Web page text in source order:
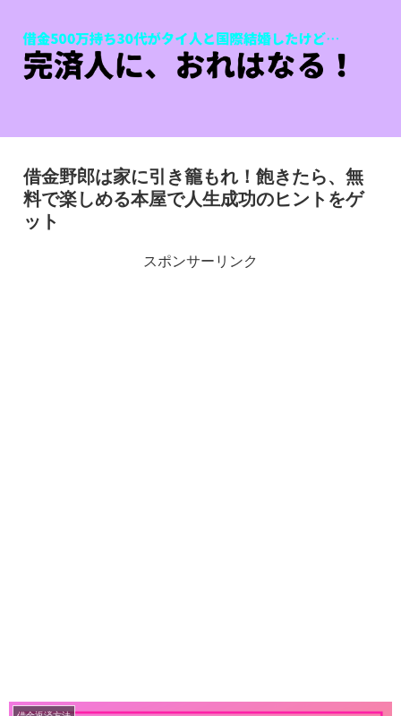
借金野郎は家に引き籠もれ！飽きたら、無
料で楽しめる本屋で人生成功のヒントをゲ
ット
スポンサーリンク